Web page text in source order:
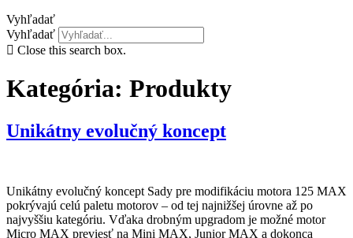
Vyhľadať
Vyhľadať
Close this search box.
Kategória: Produkty
Unikátny evolučný koncept
Unikátny evolučný koncept Sady pre modifikáciu motora 125 MAX
pokrývajú celú paletu motorov – od tej najnižšej úrovne až po
najvyššiu kategóriu. Vďaka drobným upgradom je možné motor
Micro MAX previesť na Mini MAX, Junior MAX a dokonca